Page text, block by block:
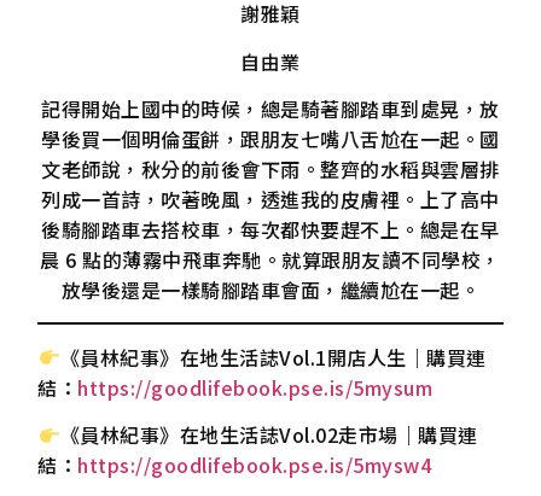
謝雅穎
自由業
記得開始上國中的時候，總是騎著腳踏車到處晃，放
學後買一個明倫蛋餅，跟朋友七嘴八舌尬在一起。國
文老師說，秋分的前後會下雨。整齊的水稻與雲層排
列成一首詩，吹著晚風，透進我的皮膚裡。上了高中
後騎腳踏車去搭校車，每次都快要趕不上。總是在早
晨 6 點的薄霧中飛車奔馳。就算跟朋友讀不同學校，
放學後還是一樣騎腳踏車會面，繼續尬在一起。
《員林紀事》在地生活誌Vol.1開店人生｜購買連
結： https://goodlifebook.pse.is/5mysum
《員林紀事》在地生活誌Vol.02走市場｜購買連
結： https://goodlifebook.pse.is/5mysw4